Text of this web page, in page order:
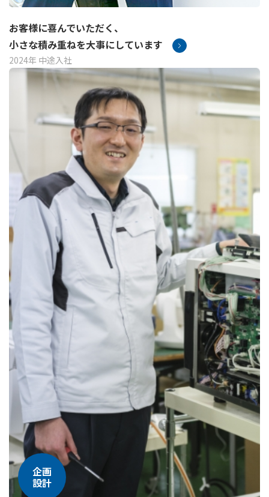
お客様に喜んでいただく、
小さな積み重ねを大事にしています
2024年 中途入社
企画
設計